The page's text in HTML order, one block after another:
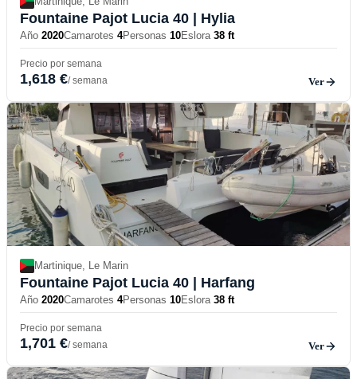
Fountaine Pajot Lucia 40 | Hylia
Año 2020Camarotes 4Personas 10Eslora 38 ft
Precio por semana
1,618 €/ semana Ver
Martinique, Le Marin
Fountaine Pajot Lucia 40 | Harfang
Año 2020Camarotes 4Personas 10Eslora 38 ft
Precio por semana
1,701 €/ semana Ver